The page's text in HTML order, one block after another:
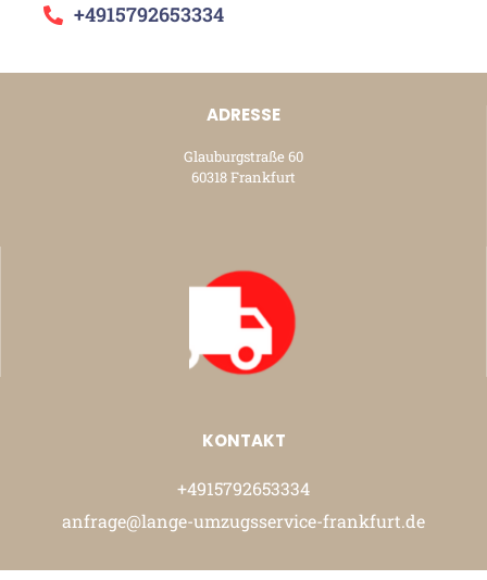
+4915792653334
ADRESSE
Glauburgstraße 60
60318 Frankfurt
KONTAKT
+4915792653334
anfrage@lange-umzugsservice-frankfurt.de